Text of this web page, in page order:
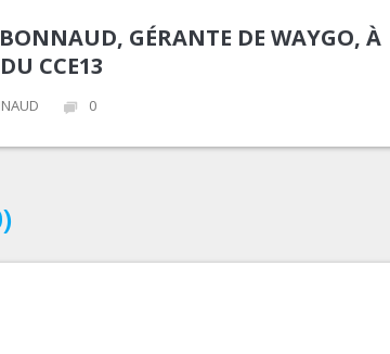
GÉRANTE DE WAYGO, À
CCE13
0